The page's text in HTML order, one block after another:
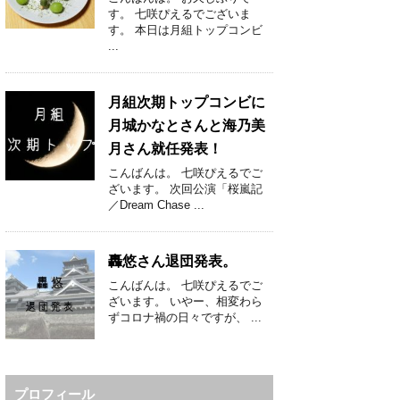
す。 七咲ぴえるでございま
す。 本日は月組トップコンビ
...
月組次期トップコンビに
月城かなとさんと海乃美
月さん就任発表！
こんばんは。 七咲ぴえるでご
ざいます。 次回公演「桜嵐記
／Dream Chase ...
轟悠さん退団発表。
こんばんは。 七咲ぴえるでご
ざいます。 いやー、相変わら
ずコロナ禍の日々ですが、 ...
プロフィール